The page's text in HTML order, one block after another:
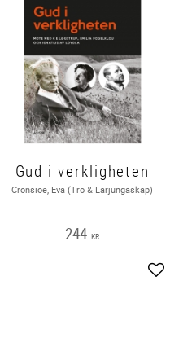
Gud i verkligheten
Cronsioe, Eva (Tro & Lärjungaskap)
244 KR